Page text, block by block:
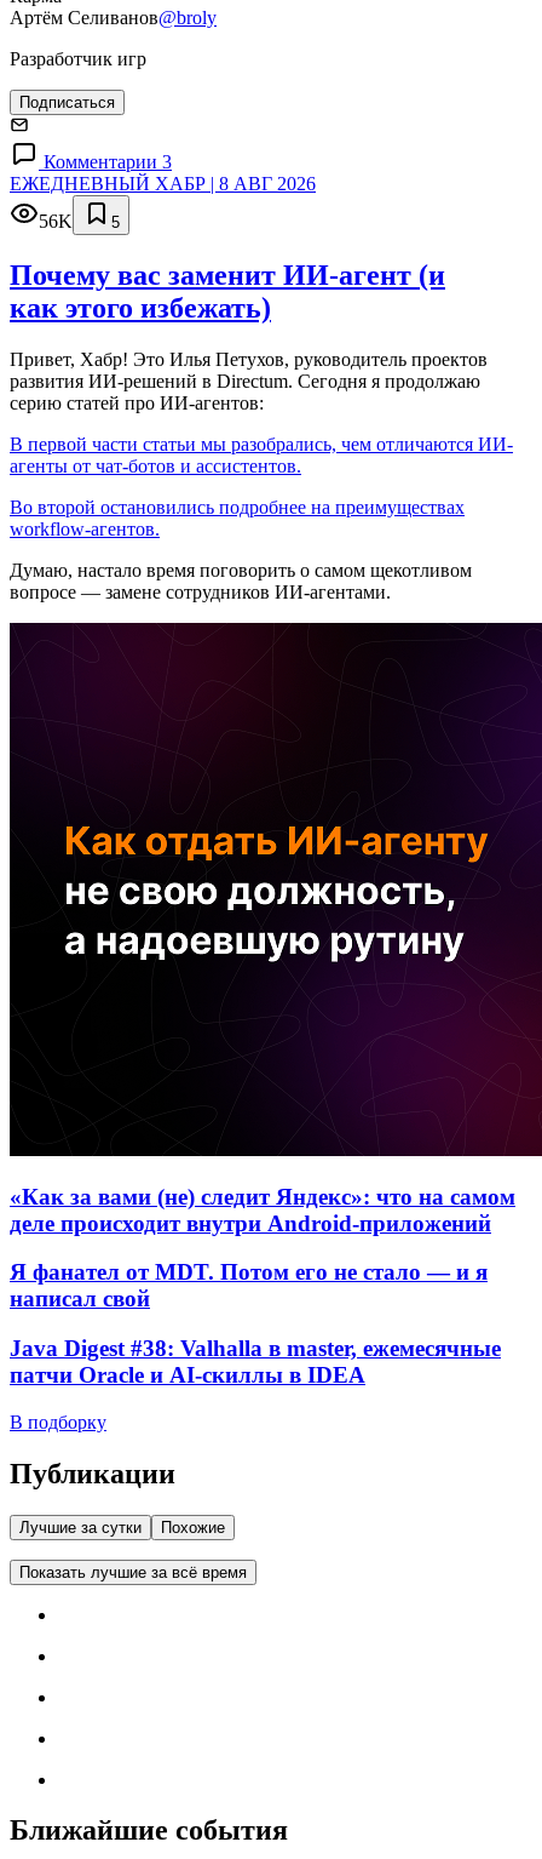
Артём Селиванов@broly
Разработчик игр
Подписаться
Комментарии 3
ЕЖЕДНЕВНЫЙ ХАБР | 8 АВГ 2026
56K
5
Почему вас заменит ИИ‑агент (и
как этого избежать)
Привет, Хабр! Это Илья Петухов, руководитель проектов
развития ИИ-решений в Directum. Сегодня я продолжаю
серию статей про ИИ-агентов:
В первой части статьи мы разобрались, чем отличаются ИИ-
агенты от чат-ботов и ассистентов.
Во второй остановились подробнее на преимуществах
workflow-агентов.
Думаю, настало время поговорить о самом щекотливом
вопросе — замене сотрудников ИИ-агентами.
«Как за вами (не) следит Яндекс»: что на самом
деле происходит внутри Android-приложений
Я фанател от MDT. Потом его не стало — и я
написал свой
Java Digest #38: Valhalla в master, ежемесячные
патчи Oracle и AI-скиллы в IDEA
В подборку
Публикации
Лучшие за сутки Похожие
Показать лучшие за всё время
Ближайшие события